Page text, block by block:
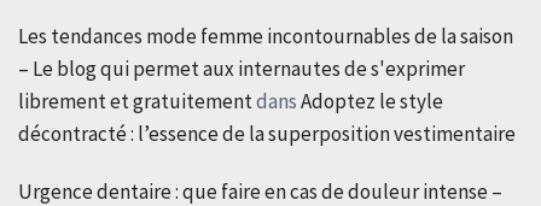
Les tendances mode femme incontournables de la saison
– Le blog qui permet aux internautes de s'exprimer
librement et gratuitementdansAdoptez le style
décontracté : l’essence de la superposition vestimentaire
Urgence dentaire : que faire en cas de douleur intense –